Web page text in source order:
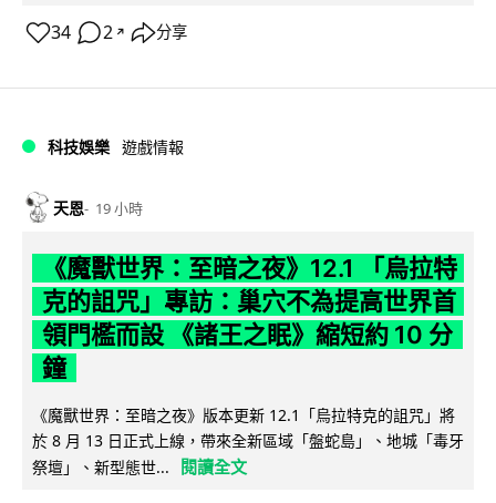
34 2 ↗ 分享
科技娛樂 遊戲情報
天恩 19 小時
《魔獸世界：至暗之夜》12.1 「烏拉特
克的詛咒」專訪：巢穴不為提高世界首
領門檻而設 《諸王之眠》縮短約 10 分
鐘
《魔獸世界：至暗之夜》版本更新 12.1「烏拉特克的詛咒」將
於 8 月 13 日正式上線，帶來全新區域「盤蛇島」、地城「毒牙
祭壇」、新型態世...
閱讀全文